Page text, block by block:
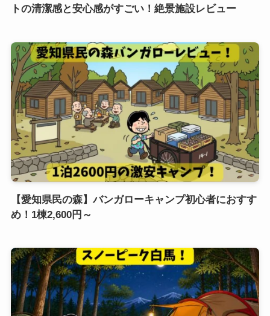
トの清潔感と安心感がすごい！絶景施設レビュー
【愛知県民の森】バンガローキャンプ初心者におすす
め！1棟2,600円～